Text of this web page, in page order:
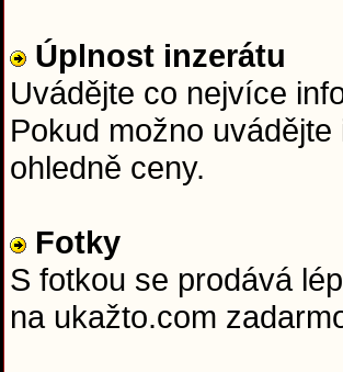
Úplnost inzerátu
Uvádějte co nejvíce
Pokud možno
ohledně ceny.
Fotky
S fotkou se prodává
na ukažto.com